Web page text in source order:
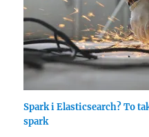
Spark i Elasticsearch? To
spark